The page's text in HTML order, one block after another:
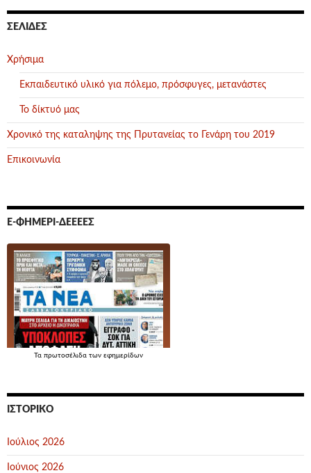
ΣΕΛΊΔΕΣ
Χρήσιμα
Εκπαιδευτικό υλικό για πόλεμο, πρόσφυγες, μετανάστες
Το δίκτυό μας
Χρονικό της καταληψης της Πρυτανείας το Γενάρη του 2019
Επικοινωνία
Ε-ΦΗΜΕΡΊ-ΔΕΕΕΕΣ
Τα πρωτοσέλιδα των εφημερίδων
ΙΣΤΟΡΙΚΌ
Ιούλιος 2026
Ιούνιος 2026